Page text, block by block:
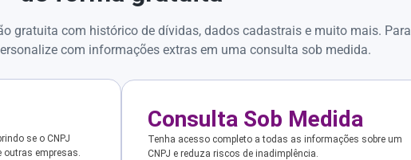
gratuita com histórico de dívidas, dados cadastrais e muito mais. Para
com informações extras em uma consulta sob medida.
se o CNPJ
empresas.
Consulta Sob Medida
Tenha acesso completo a todas as informações sobre um
CNPJ e reduza riscos de inadimplência.